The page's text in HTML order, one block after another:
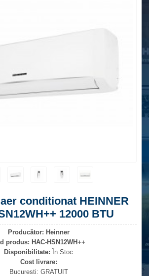
conditionat HEINNER
12000 BTU
Producător: Heinner
produs: HAC-HSN12WH++
Disponibilitate: În Stoc
Cost livrare:
Bucuresti: GRATUIT